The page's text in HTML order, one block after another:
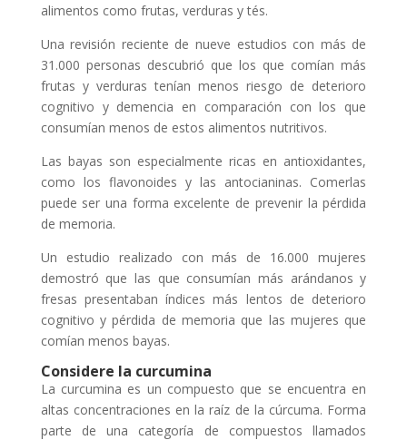
alimentos como frutas, verduras y tés.
Una revisión reciente de nueve estudios con más de
31.000 personas descubrió que los que comían más
frutas y verduras tenían menos riesgo de deterioro
cognitivo y demencia en comparación con los que
consumían menos de estos alimentos nutritivos.
Las bayas son especialmente ricas en antioxidantes,
como los flavonoides y las antocianinas. Comerlas
puede ser una forma excelente de prevenir la pérdida
de memoria.
Un estudio realizado con más de 16.000 mujeres
demostró que las que consumían más arándanos y
fresas presentaban índices más lentos de deterioro
cognitivo y pérdida de memoria que las mujeres que
comían menos bayas.
Considere la curcumina
La curcumina es un compuesto que se encuentra en
altas concentraciones en la raíz de la cúrcuma. Forma
parte de una categoría de compuestos llamados